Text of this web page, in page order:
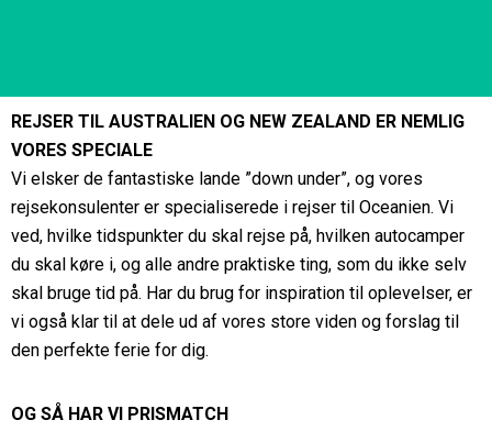
REJSER TIL AUSTRALIEN OG NEW ZEALAND ER NEMLIG
VORES SPECIALE
Vi elsker de fantastiske lande ”down under”, og vores
rejsekonsulenter er specialiserede i rejser til Oceanien. Vi
ved, hvilke tidspunkter du skal rejse på, hvilken autocamper
du skal køre i, og alle andre praktiske ting, som du ikke selv
skal bruge tid på. Har du brug for inspiration til oplevelser, er
vi også klar til at dele ud af vores store viden og forslag til
den perfekte ferie for dig.
OG SÅ HAR VI PRISMATCH